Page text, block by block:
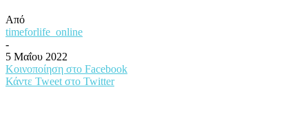
Από
timeforlife_online
-
5 Μαΐου 2022
Κοινοποίηση στο Facebook
Κάντε Tweet στο Twitter